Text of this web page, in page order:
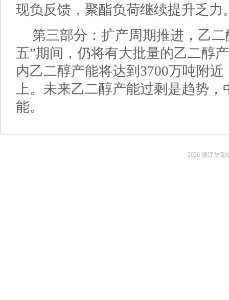
现负反馈，聚酯负荷继续提升乏力
第三部分：扩产周期推进，乙
五”期间，仍将有大批量的乙二醇
内乙二醇产能将达到3700万吨附
上。未来乙二醇产能过剩是趋势
能。
2026 浙江华